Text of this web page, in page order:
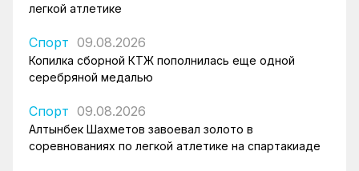
легкой атлетике
Спорт 09.08.2026
Копилка сборной КТЖ пополнилась еще одной
серебряной медалью
Спорт 09.08.2026
Алтынбек Шахметов завоевал золото в
соревнованиях по легкой атлетике на спартакиаде